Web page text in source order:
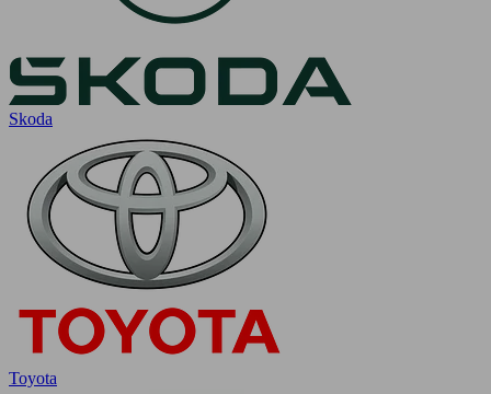
Skoda
Toyota